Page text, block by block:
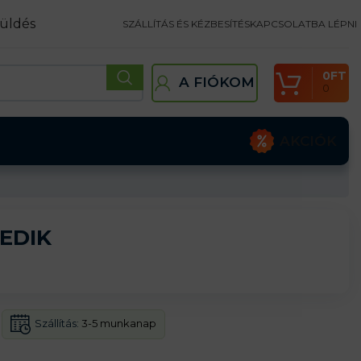
SZÁLLÍTÁS ÉS KÉZBESÍTÉSKAPCSOLATBA LÉPNI
A FIÓKOM 0
0FT
Szállítás: 3-5 munkanap